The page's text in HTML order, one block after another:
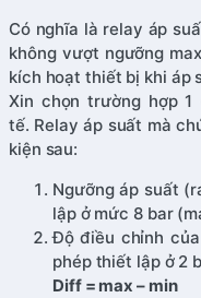
Có nghĩa là relay áp
không vượt ngưỡng
kích hoạt thiết bị khi áp
Xin chọn trường hợp
tế. Relay áp suất mà
kiện sau:
Ngưỡng áp suất
lập ở mức 8 bar
Độ điều chỉnh
phép thiết lập ở 2
Diff = max – min